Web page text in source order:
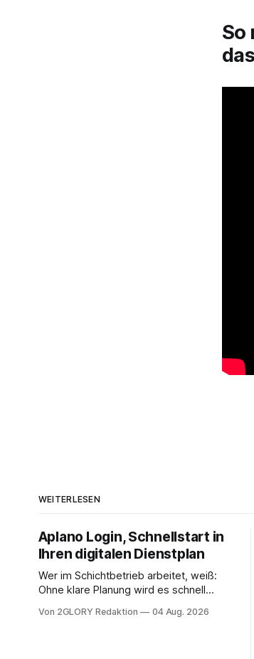
So
WEITERLESEN
Aplano Login, Schnellstart in
Ihren digitalen Dienstplan
Wer im Schichtbetrieb arbeitet, weiß:
Ohne klare Planung wird es schnell
zentraler Zugangspunkt, um dienstpläne,
Von 2GLORY Redaktion 04 Aug. 2026